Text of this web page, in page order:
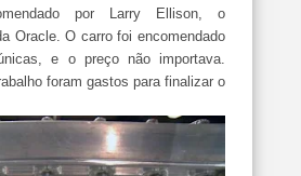
por
Larry Ellison, o
Oracle. O carro foi encomendado
e o preço não importava.
foram gastos para finalizar o